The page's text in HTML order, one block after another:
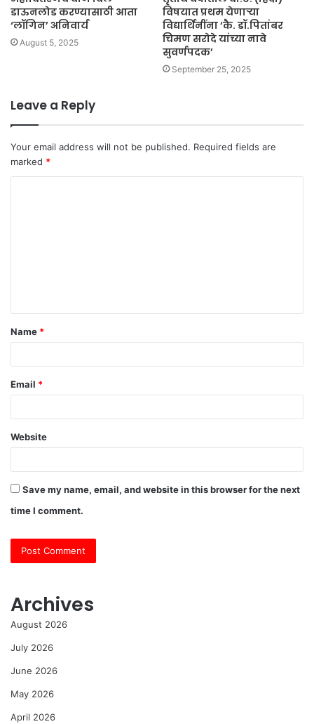
डाऊनलोड करण्यासाठी आता
‘लॉगिन’ अनिवार्य
August 5, 2025
विषयात प्रथम येणाऱ्या
विद्यार्थिनींना ‘कै. डॉ.पितांबर
चिमण सरोदे यांच्या नावे
सुवर्णपदक’
September 25, 2025
Leave a Reply
Your email address will not be published. Required fields are
marked *
t
*
Name *
Email *
Website
Save my name, email, and website in this browser for the next
time I comment.
Archives
August 2026
July 2026
June 2026
May 2026
April 2026